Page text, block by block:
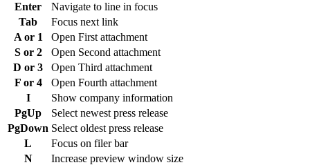
Enter
Navigate to line in focus
Tab
Focus next link
A or 1
Open First attachment
S or 2
Open Second attachment
D or 3
Open Third attachment
F or 4
Open Fourth attachment
I
Show company information
PgUp
Select newest press release
PgDown Select oldest press release
L
Focus on filer bar
N
Increase preview window size